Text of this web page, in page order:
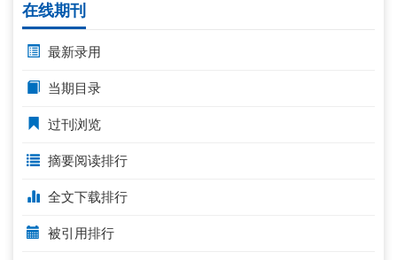
在线期刊
最新录用
当期目录
过刊浏览
摘要阅读排行
全文下载排行
被引用排行